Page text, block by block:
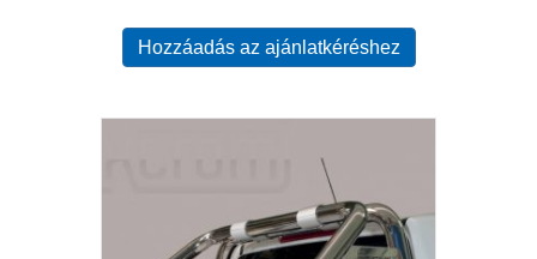
Hozzáadás az ajánlatkéréshez